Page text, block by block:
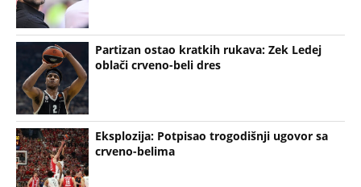
Partizan ostao kratkih rukava: Zek Ledej
oblači crveno-beli dres
Eksplozija: Potpisao trogodišnji ugovor sa
crveno-belima